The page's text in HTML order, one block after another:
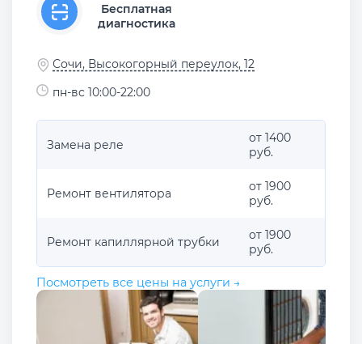
Бесплатная
диагностика
Сочи, Высокогорный переулок, 12
пн-вс 10:00-22:00
Замена реле
от 1400
руб.
Ремонт вентилятора
от 1900
руб.
Ремонт капиллярной трубки
от 1900
руб.
Посмотреть все цены на услуги →